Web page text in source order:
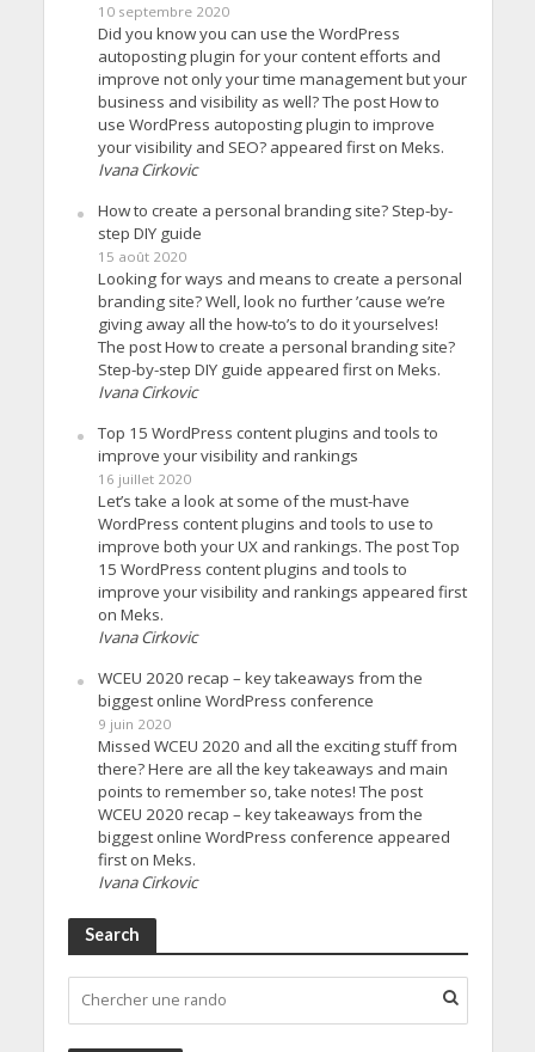
10 septembre 2020
Did you know you can use the WordPress
autoposting plugin for your content efforts and
improve not only your time management but your
business and visibility as well? The post How to
use WordPress autoposting plugin to improve
your visibility and SEO? appeared first on Meks.
Ivana Cirkovic
How to create a personal branding site? Step-by-
step DIY guide
15 août 2020
Looking for ways and means to create a personal
branding site? Well, look no further ’cause we’re
giving away all the how-to’s to do it yourselves!
The post How to create a personal branding site?
Step-by-step DIY guide appeared first on Meks.
Ivana Cirkovic
Top 15 WordPress content plugins and tools to
improve your visibility and rankings
16 juillet 2020
Let’s take a look at some of the must-have
WordPress content plugins and tools to use to
improve both your UX and rankings. The post Top
15 WordPress content plugins and tools to
improve your visibility and rankings appeared first
on Meks.
Ivana Cirkovic
WCEU 2020 recap – key takeaways from the
biggest online WordPress conference
9 juin 2020
Missed WCEU 2020 and all the exciting stuff from
there? Here are all the key takeaways and main
points to remember so, take notes! The post
WCEU 2020 recap – key takeaways from the
biggest online WordPress conference appeared
first on Meks.
Ivana Cirkovic
Search